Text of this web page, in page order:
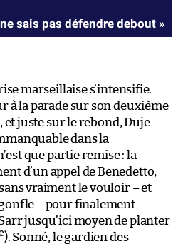
sais pas défendre debout »
marseillaise s’intensifie.
à la parade sur son deuxième
juste sur le rebond, Duje
dans la
que partie remise : la
d’un appel de Benedetto,
vraiment le vouloir – et
– pour finalement
jusqu’ici moyen de planter
). Sonné, le gardien des